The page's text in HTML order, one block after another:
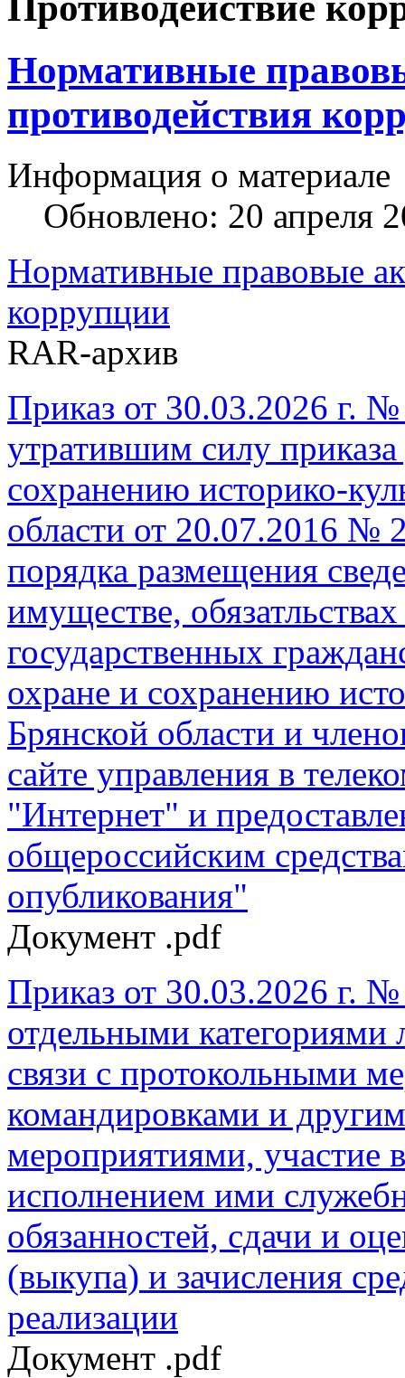
Нормативные
противодействия
Информация о материале
Обновлено: 20 апреля
Нормативные правовые
коррупции
RAR-архив
Приказ от 30.03.2026 г.
утратившим силу
сохранению историко-
области от 20.07.2016 №
порядка размещения
имуществе,
государственных
охране и сохранению
Брянской области и
сайте управления в
"Интернет" и
общероссийским
опубликования"
Документ .pdf
Приказ от 30.03.2026 г.
отдельными категориями
связи с протокольными
командировками и
мероприятиями, участие
исполнением ими
обязанностей, сдачи и
(выкупа) и зачисления
реализации
Документ .pdf